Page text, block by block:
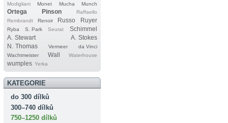
Modigliani Monet Mucha Munch
Ortega Pinson
Raffaello
Rembrandt
Renoir Russo Ruyer
Ryba S. Park Seurat
Schimmel
A. Stewart
A. Stokes
N. Thomas
Vermeer
da Vinci
Wachtmeister
Wall Waterhouse
wumples Yerka
KATEGORIE
do 300 dílků
300–740 dílků
750–1250 dílků